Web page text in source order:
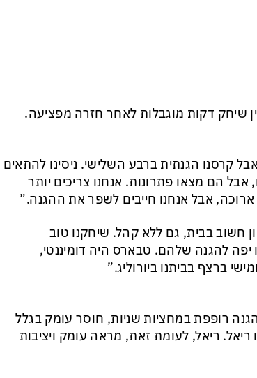
שיחק דקות מוגבלות לאחר חזרה מפציעה.
קרסנו הגנתית ברבע השלישי. ניסינו להתאים
הם מצאו פתרונות. אנחנו צריכים יותר
אבל אנחנו חייבים לשפר את ההגנה.”
חשוב בבית, גם ללא קהל. שיחקנו טוב
להגנה שלהם. טבארס היה דומיננטי,
ברצף בביתנו ביורוליג.”
רופפת במחציות שניות, חוסר עומק בגלל
ריאל. ריאל, לעומת זאת, מראה עומק ויציבות